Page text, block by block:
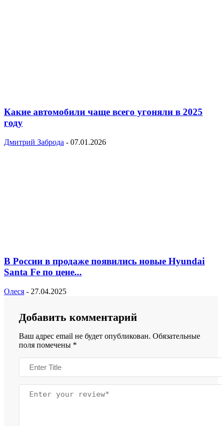
Какие автомобили чаще всего угоняли в 2025
году
Дмитрий Заброда - 07.01.2026
В России в продаже появились новые Hyundai
Santa Fe по цене...
Олеся - 27.04.2025
Добавить комментарий
Ваш адрес email не будет опубликован. Обязательные
поля помечены *